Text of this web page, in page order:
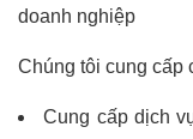
doanh nghiệp
Chúng tôi cung cấp
Cung cấp dịch